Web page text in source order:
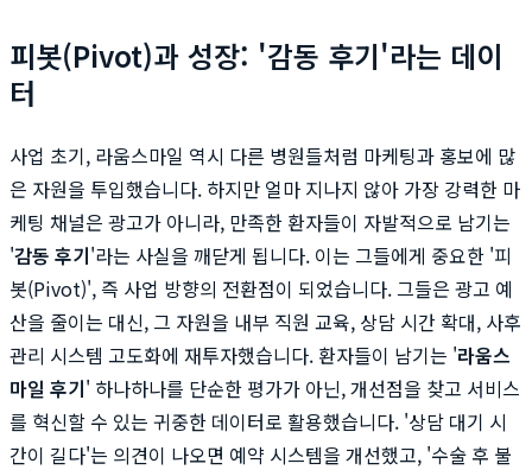
피봇(Pivot)과 성장: '감동 후기'라는 데이
터
사업 초기, 라움스마일 역시 다른 병원들처럼 마케팅과 홍보에 많
은 자원을 투입했습니다. 하지만 얼마 지나지 않아 가장 강력한 마
케팅 채널은 광고가 아니라, 만족한 환자들이 자발적으로 남기는
'감동 후기'라는 사실을 깨닫게 됩니다. 이는 그들에게 중요한 '피
봇(Pivot)', 즉 사업 방향의 전환점이 되었습니다. 그들은 광고 예
산을 줄이는 대신, 그 자원을 내부 직원 교육, 상담 시간 확대, 사후
관리 시스템 고도화에 재투자했습니다. 환자들이 남기는 '라움스
마일 후기' 하나하나를 단순한 평가가 아닌, 개선점을 찾고 서비스
를 혁신할 수 있는 귀중한 데이터로 활용했습니다. '상담 대기 시
간이 길다'는 의견이 나오면 예약 시스템을 개선했고, '수술 후 불